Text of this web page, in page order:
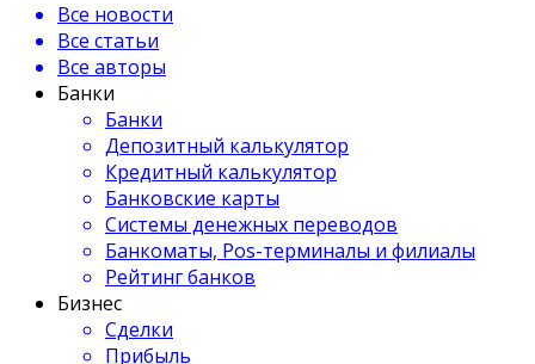
Все новости
Все статьи
Все авторы
Банки
Банки
Депозитный калькулятор
Кредитный калькулятор
Банковские карты
Системы денежных переводов
Банкоматы, Pos-терминалы и филиалы
Рейтинг банков
Бизнес
Сделки
Прибыль